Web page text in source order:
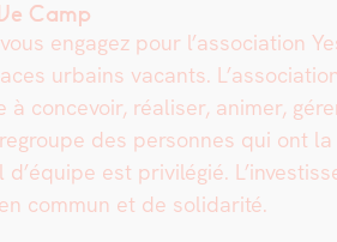
Camp
engagez pour l’association
urbains vacants.
à con­cevoir, réalis­er, ani­mer,
des per­son­nes qui ont
d’équipe est priv­ilégié.
com­mun et de sol­i­dar­ité.